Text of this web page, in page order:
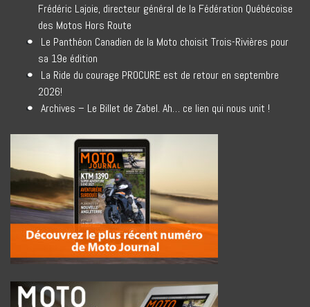
Frédéric Lajoie, directeur général de la Fédération Québécoise
des Motos Hors Route
Le Panthéon Canadien de la Moto choisit Trois-Rivières pour
sa 19e édition
La Ride du courage PROCURE est de retour en septembre
2026!
Archives – Le Billet de Zabel. Ah… ce lien qui nous unit !